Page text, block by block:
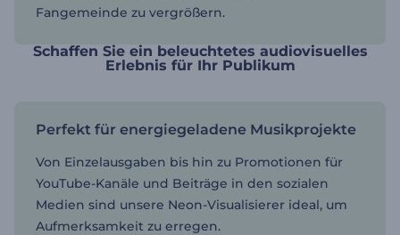
Fangemeinde zu vergrößern.
Schaffen Sie ein beleuchtetes audiovisuelles
Erlebnis für Ihr Publikum
Perfekt für energiegeladene Musikprojekte
Von Einzelausgaben bis hin zu Promotionen für
YouTube-Kanäle und Beiträge in den sozialen
Medien sind unsere Neon-Visualisierer ideal, um
Aufmerksamkeit zu erregen.